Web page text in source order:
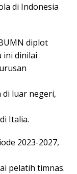
di Indonesia
diplot
ini dinilai
luar negeri,
Italia.
2023-2027,
pelatih timnas.